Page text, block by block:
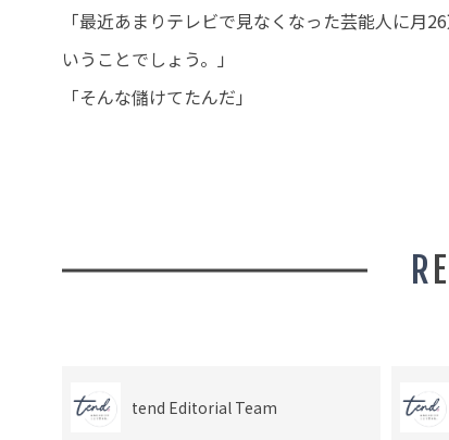
「最近あまりテレビで見なくなった芸能人に月
いうことでしょう。」
「そんな儲けてたんだ 」
tend Editorial Team